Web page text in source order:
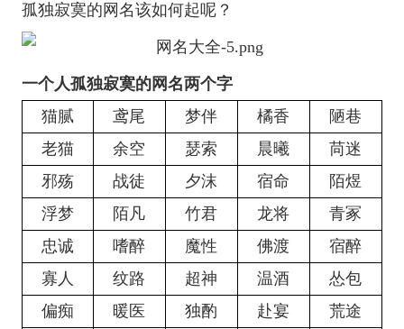
孤独寂寞的网名该如何起呢？
一个人孤独寂寞的网名两个字
猫腻
鸢尾 梦伴 橘香
陋巷
老猫
余空 瑟索 晨曦
苘迷
邪殇
战徒 夕沫 宿命
陌煜
浮梦
陌凡 竹君 龙将
青冢
忠诚
嗜醉 魔性 佛渡
宿醉
寡人
纹路 超神 温酒
怂包
偏痴
暖医 独酌 赴宴
荒途